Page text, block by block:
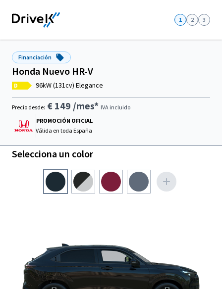
1 2 3
Financiación
Honda Nuevo HR-V
D 96kW (131cv) Elegance
Precio desde: € 149 /mes* IVA incluido
PROMOCIÓN OFICIAL
Válida en toda España
Selecciona un color